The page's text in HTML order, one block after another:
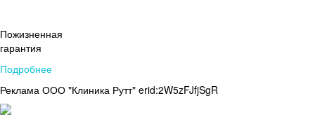
Пожизненная
гарантия
Подробнее
Реклама ООО "Клиника Рутт" erid:2W5zFJfjSgR